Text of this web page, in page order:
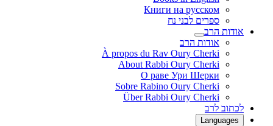
Книги на русском
ספרים לבני נח
אודות הרב
אודות הרב
À propos du Rav Oury Cherki
About Rabbi Oury Cherki
О раве Ури Шерки
Sobre Rabino Oury Cherki
Über Rabbi Oury Cherki
לכתוב לרב
Languages